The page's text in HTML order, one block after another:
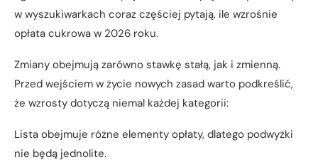
w wyszukiwarkach coraz częściej pytają, ile wzrośnie
opłata cukrowa w 2026 roku.
Zmiany obejmują zarówno stawkę stałą, jak i zmienną.
Przed wejściem w życie nowych zasad warto podkreślić,
że wzrosty dotyczą niemal każdej kategorii:
Lista obejmuje różne elementy opłaty, dlatego podwyżki
nie będą jednolite.